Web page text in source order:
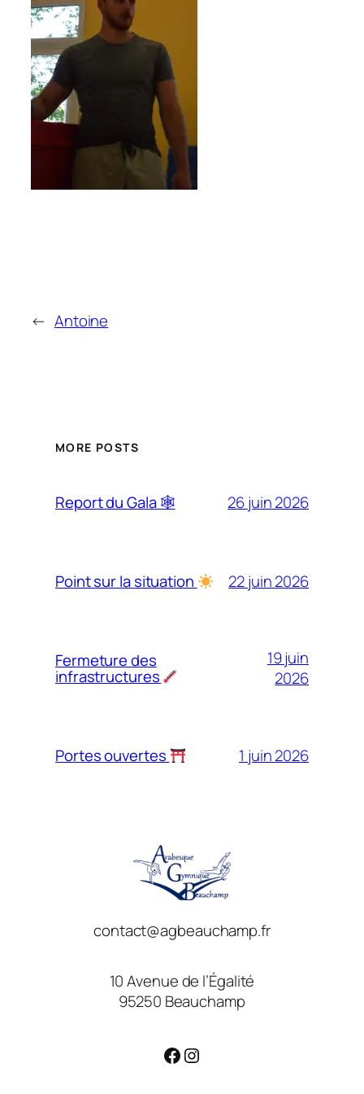
← Antoine
MORE POSTS
Report du Gala 🕸 26 juin 2026
Point sur la situation 22 juin 2026
Fermeture des
infrastructures
19 juin
2026
Portes ouvertes 1 juin 2026
contact@agbeauchamp.fr
10 Avenue de l’Égalité
95250 Beauchamp
Facebook
Instagram